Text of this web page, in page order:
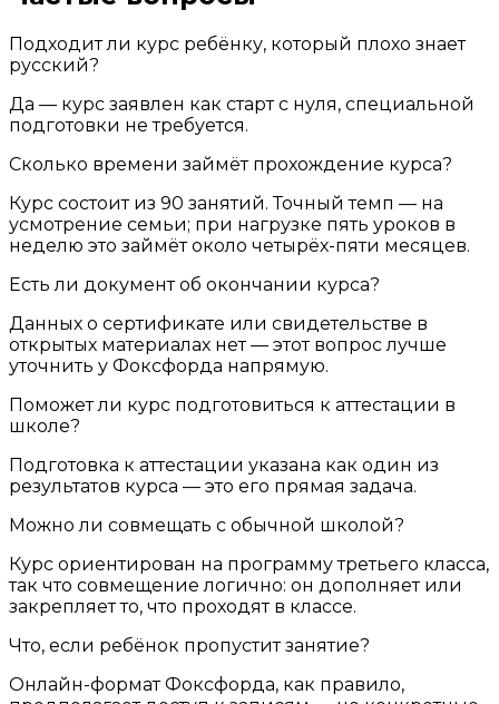
Подходит ли курс ребёнку, который плохо знает
русский?
Да — курс заявлен как старт с нуля, специальной
подготовки не требуется.
Сколько времени займёт прохождение курса?
Курс состоит из 90 занятий. Точный темп — на
усмотрение семьи; при нагрузке пять уроков в
неделю это займёт около четырёх-пяти месяцев.
Есть ли документ об окончании курса?
Данных о сертификате или свидетельстве в
открытых материалах нет — этот вопрос лучше
уточнить у Фоксфорда напрямую.
Поможет ли курс подготовиться к аттестации в
школе?
Подготовка к аттестации указана как один из
результатов курса — это его прямая задача.
Можно ли совмещать с обычной школой?
Курс ориентирован на программу третьего класса,
так что совмещение логично: он дополняет или
закрепляет то, что проходят в классе.
Что, если ребёнок пропустит занятие?
Онлайн-формат Фоксфорда, как правило,